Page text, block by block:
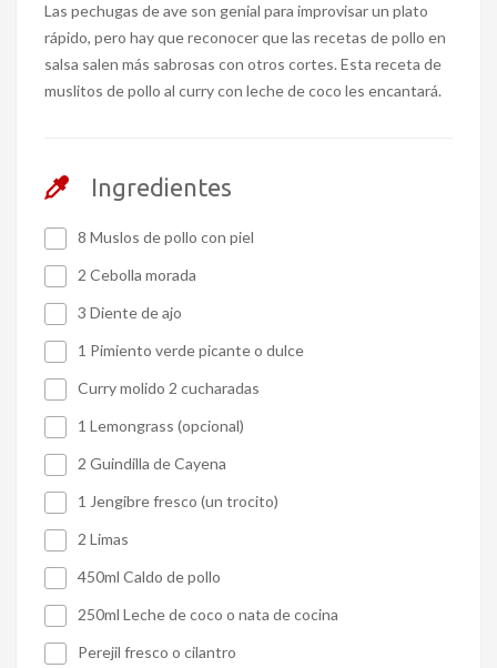
Las pechugas de ave son genial para improvisar un plato
rápido, pero hay que reconocer que las recetas de pollo en
salsa salen más sabrosas con otros cortes. Esta receta de
muslitos de pollo al curry con leche de coco les encantará.
Ingredientes
8 Muslos de pollo con piel
2 Cebolla morada
3 Diente de ajo
1 Pimiento verde picante o dulce
Curry molido 2 cucharadas
1 Lemongrass (opcional)
2 Guindilla de Cayena
1 Jengibre fresco (un trocito)
2 Limas
450ml Caldo de pollo
250ml Leche de coco o nata de cocina
Perejil fresco o cilantro